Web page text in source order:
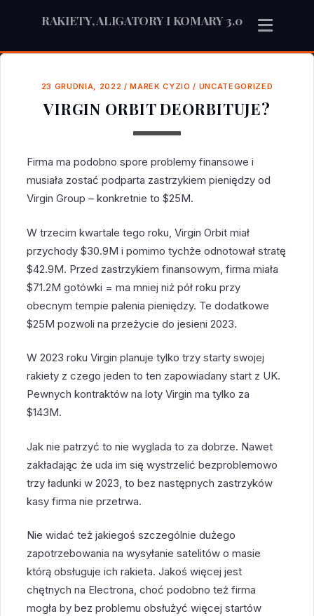
RAKIETY, ALIGATORY I KOMARY 3.0
23 GRUDNIA, 2022 /MAREK CYZIO / UNCATEGORIZED
VIRGIN ORBIT DEORBITUJE?
Firma ma podobno spore problemy finansowe i
musiała zostać podparta zastrzykiem pieniędzy od
Virgin Group – konkretnie to $25M.
W trzecim kwartale tego roku, Virgin Orbit miał
przychody $30.9M i pomimo tychże odnotował stratę
$42.9M. Przed zastrzykiem finansowym, firma miała
$71.2M gotówki = ma mniej niż pół roku przy
obecnym tempie palenia pieniędzy. Te dodatkowe
$25M pozwoli na przeżycie do jesieni 2023.
W 2023 roku Virgin planuje tylko trzy starty swojej
rakiety z czego jeden to ten zapowiadany start z UK.
Pewnych kontraktów na loty Virgin ma tylko za
$143M.
Jak nie patrzyć to nie wyglada to za dobrze. Nawet
zakładając że uda im się wystrzelić bezproblemowo
trzy ładunki w 2023, to bez następnych zastrzyków
kasy firma nie przetrwa.
Nie widać też jakiegoś szczególnie dużego
zapotrzebowania na wysyłanie satelitów o masie
którą obsługuje ich rakieta. Jakoś więcej jest
chętnych na Electrona, choć podobno też firma
mogła by bez problemu obsłużyć więcej startów